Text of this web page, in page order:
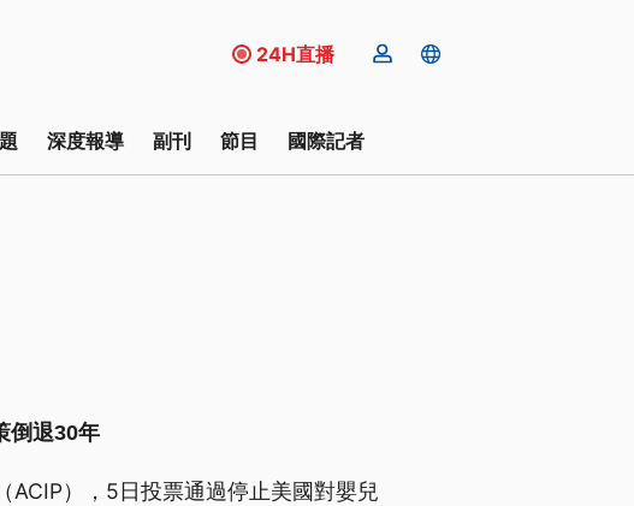
24H直播
深度報導 副刊 節目 國際記者
倒退30年
ACIP），5日投票通過停止美國對嬰兒